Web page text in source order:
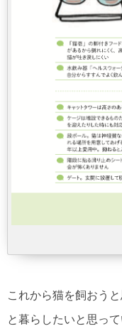
これから猫を飼おう
と暮らしたいと思っ